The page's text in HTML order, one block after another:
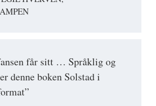
får sitt … Språklig og
denne boken Solstad i